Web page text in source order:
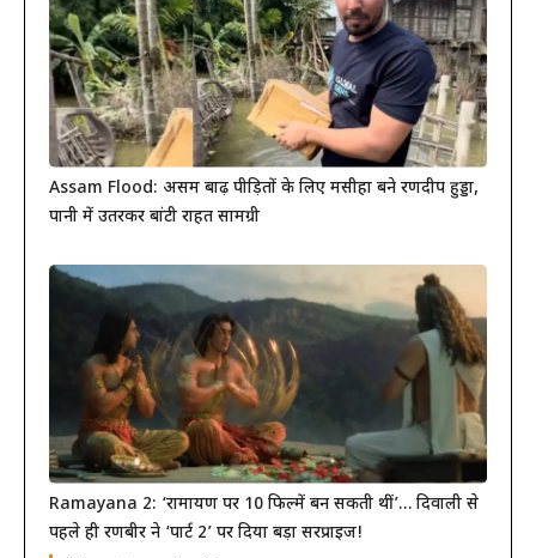
Assam Flood: असम बाढ़ पीड़ितों के लिए मसीहा बने रणदीप हुड्डा,
पानी में उतरकर बांटी राहत सामग्री
Ramayana 2: ‘रामायण पर 10 फिल्में बन सकती थीं’… दिवाली से
पहले ही रणबीर ने ‘पार्ट 2’ पर दिया बड़ा सरप्राइज!